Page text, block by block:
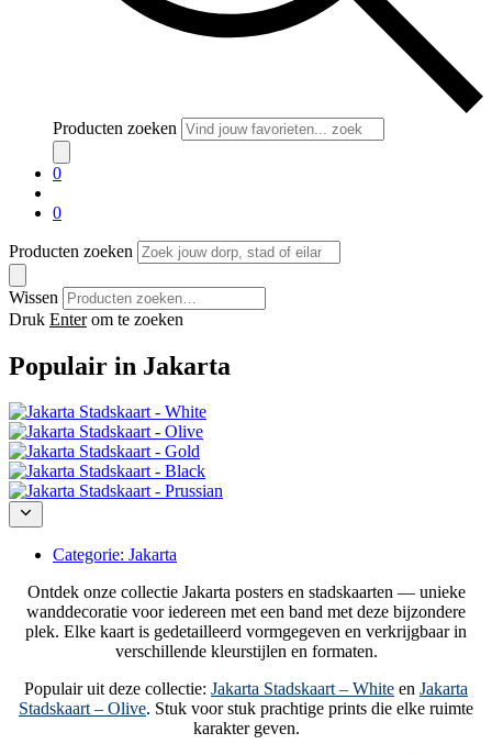
Producten zoeken
0
0
Producten zoeken
Wissen
Druk Enterom te zoeken
Populair in Jakarta
Categorie: Jakarta
Ontdek onze collectie Jakarta posters en stadskaarten — unieke
wanddecoratie voor iedereen met een band met deze bijzondere
plek. Elke kaart is gedetailleerd vormgegeven en verkrijgbaar in
verschillende kleurstijlen en formaten.
Populair uit deze collectie: Jakarta Stadskaart – White en Jakarta
Stadskaart – Olive. Stuk voor stuk prachtige prints die elke ruimte
karakter geven.